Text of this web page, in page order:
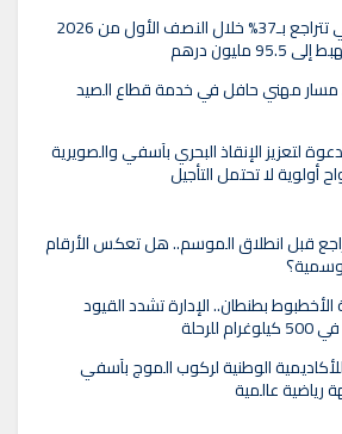
مفرغات ميناء آسفي تتراجع بـ37% خلال النصف الأول من 2026
درهم
مهني حافل في خدمة قطاع الصيد
لتعزيز الإنقاذ البحري بآسفي والصويرية
أولوية لا تحتمل التأجيل
قبل انطلاق الموسم.. هل تعكس الأرقام
بطنطان.. الإدارة تشدد القيود
الوطنية لركوب الموج بآسفي
رياضية عالمية